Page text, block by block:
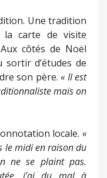
Une tradition
carte de visite
côtés de Noël
d’études de
son père. « Il est
mais on
locale. «
le midi en raison du
ne se plaint pas.